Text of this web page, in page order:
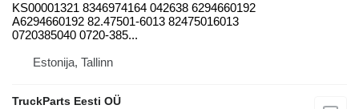
KS00001321 8346974164 042638 6294660192
A6294660192 82.47501-6013 82475016013
0720385040 0720-385...
Estonija, Tallinn
TruckParts Eesti OÜ